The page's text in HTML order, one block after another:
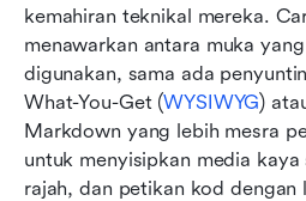
kemahiran teknikal mereka.
menawarkan antara muka
digunakan, sama ada
What-You-Get (WYSIWYG)
Markdown yang lebih mesra
untuk menyisipkan media
rajah, dan petikan kod dengan